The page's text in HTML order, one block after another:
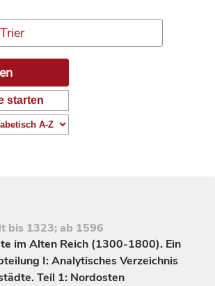
starten
bis 1323; ab 1596
im Alten Reich (1300-1800). Ein
I: Analytisches Verzeichnis
Teil 1: Nordosten